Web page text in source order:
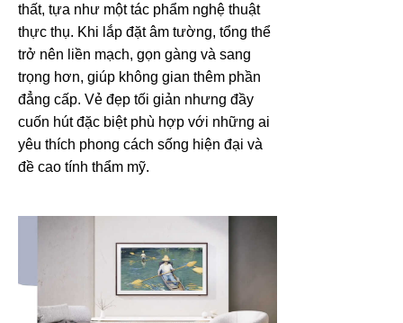
thất, tựa như một tác phẩm nghệ thuật
thực thụ. Khi lắp đặt âm tường, tổng thể
trở nên liền mạch, gọn gàng và sang
trọng hơn, giúp không gian thêm phần
đẳng cấp. Vẻ đẹp tối giản nhưng đầy
cuốn hút đặc biệt phù hợp với những ai
yêu thích phong cách sống hiện đại và
đề cao tính thẩm mỹ.